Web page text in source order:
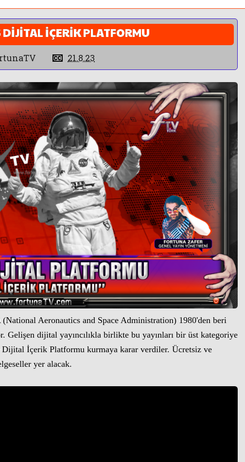
İÇERİK PLATFORMU
21.8.23
Aeronautics and Space Administration) 1980'den beri
Gelişen dijital yayıncılıkla birlikte bu yayınları bir üst kategoriye
İçerik Platformu kurmaya karar verdiler. Ücretsiz ve
yer alacak.
NİTELİKLİ İÇERİK
Kültür Sanat, Sinema ve Spor içerikleri
alıntısız ve nitelikli. Siyasetten uzak
yayıncılık.
SERBEST
Kadınları obje olarak
tıklanma tuzaklarına
dergisi formatında